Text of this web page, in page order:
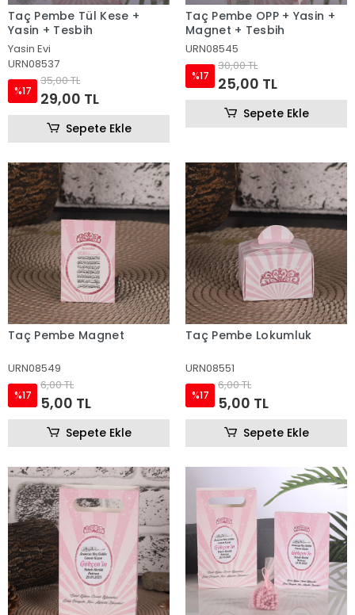
Taç Pembe Tül Kese +
Yasin + Tesbih
Yasin Evi
URN08537
%17
35,00 TL
29,00 TL
Sepete Ekle
Taç Pembe OPP + Yasin +
Magnet + Tesbih
URN08545
%17
30,00 TL
25,00 TL
Sepete Ekle
Taç Pembe Magnet
URN08549
%17
6,00 TL
5,00 TL
Sepete Ekle
Taç Pembe Lokumluk
URN08551
%17
6,00 TL
5,00 TL
Sepete Ekle